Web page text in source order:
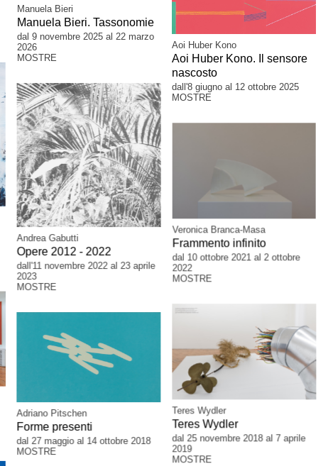
Manuela Bieri
Manuela Bieri. Tassonomie
dal 9 novembre 2025 al 22 marzo
2026
MOSTRE
Aoi Huber Kono
Aoi Huber Kono. Il sensore
nascosto
dall'8 giugno al 12 ottobre 2025
MOSTRE
Andrea Gabutti
Opere 2012 - 2022
dall'11 novembre 2022 al 23 aprile
2023
MOSTRE
Veronica Branca-Masa
Frammento infinito
dal 10 ottobre 2021 al 2 ottobre
2022
MOSTRE
Teres Wydler
Teres Wydler
dal 25 novembre 2018 al 7 aprile
2019
MOSTRE
Adriano Pitschen
Forme presenti
dal 27 maggio al 14 ottobre 2018
MOSTRE